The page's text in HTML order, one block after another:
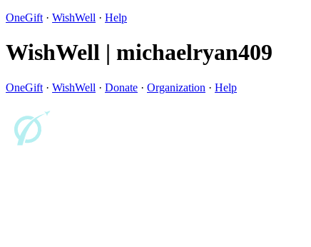
OneGift · WishWell · Help
WishWell | michaelryan409
OneGift · WishWell · Donate · Organization · Help